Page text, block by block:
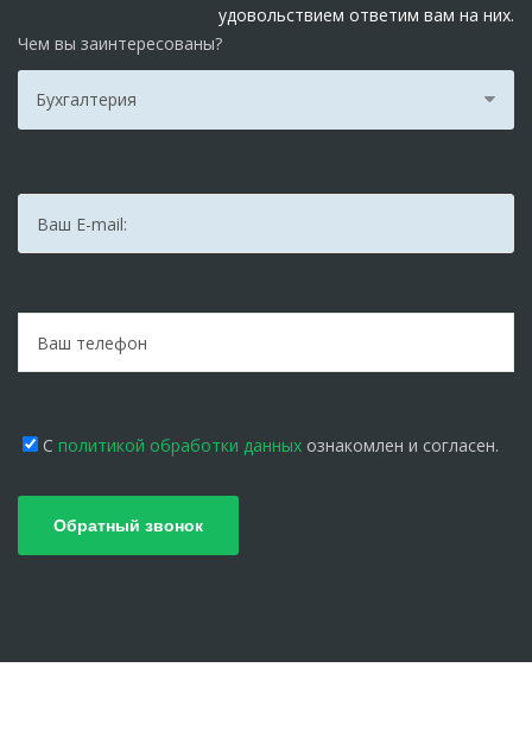
удовольствием ответим вам на них.
Чем вы заинтересованы?
С политикой обработки данных ознакомлен и согласен.
Обратный звонок